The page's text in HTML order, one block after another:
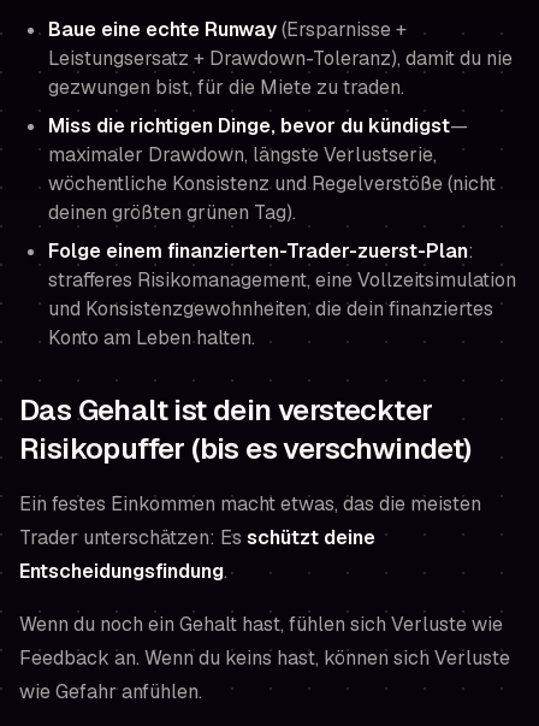
Baue eine echte Runway(Ersparnisse +
Leistungsersatz + Drawdown-Toleranz), damit du nie
gezwungen bist, für die Miete zu traden.
Miss die richtigen Dinge, bevor du kündigst—
maximaler Drawdown, längste Verlustserie,
wöchentliche Konsistenz und Regelverstöße (nicht
deinen größten grünen Tag).
Folge einem finanzierten-Trader-zuerst-Plan:
strafferes Risikomanagement, eine Vollzeitsimulation
und Konsistenzgewohnheiten, die dein finanziertes
Konto am Leben halten.
Das Gehalt ist dein versteckter
Risikopuffer (bis es verschwindet)
Ein festes Einkommen macht etwas, das die meisten
Trader unterschätzen: Es schützt deine
Entscheidungsfindung.
Wenn du noch ein Gehalt hast, fühlen sich Verluste wie
Feedback an. Wenn du keins hast, können sich Verluste
wie Gefahr anfühlen.